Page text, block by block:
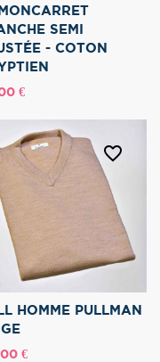
SEMI
- COTON
€
HOMME PULLMAN
favorite_border
€